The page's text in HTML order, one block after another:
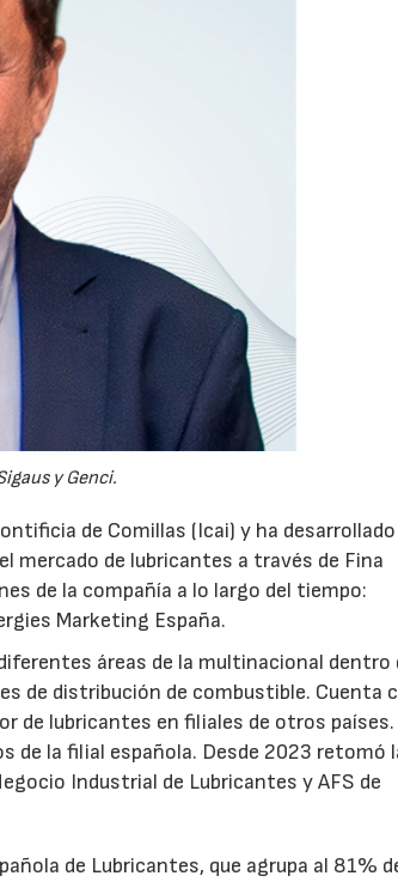
y Genci.
de Comillas (Icai) y ha
mercado de lubricantes a través de Fina
de la compañía a lo largo del tiempo:
Marketing España.
áreas de la multinacional dentro
de distribución de combustible. Cuenta
de lubricantes en filiales de otros países.
de la filial española. Desde 2023 retomó
Industrial de Lubricantes y AFS de
de Lubricantes, que agrupa al 81%